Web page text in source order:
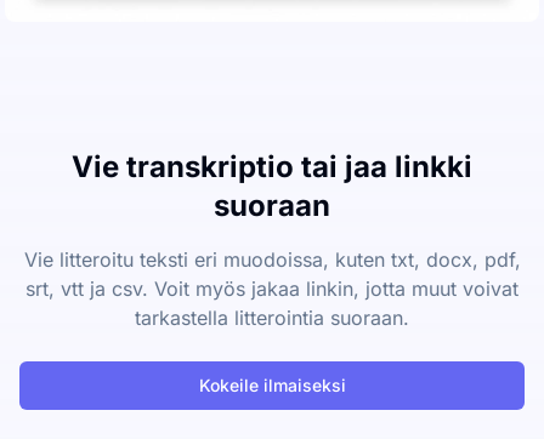
Vie transkriptio tai jaa linkki
suoraan
Vie litteroitu teksti eri muodoissa, kuten txt, docx, pdf,
srt, vtt ja csv. Voit myös jakaa linkin, jotta muut voivat
tarkastella litterointia suoraan.
Kokeile ilmaiseksi